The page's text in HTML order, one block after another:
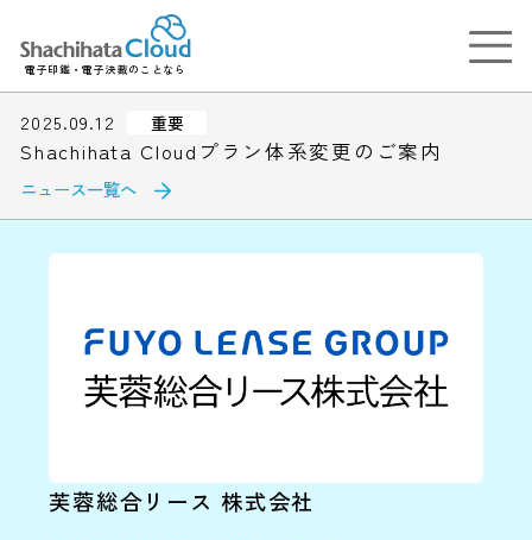
電子印鑑・電子決裁のことなら
2025.09.12 重要
Shachihata Cloudプラン体系変更のご案内
ニュース一覧へ
芙蓉総合リース 株式会社